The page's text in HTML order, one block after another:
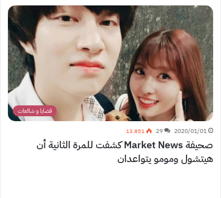
قضايا و شائعات
2020/01/01
29 13٬851
صحيفة Market News كشفت للمرة الثانية أن
هيتشول ومومو يتواعدان